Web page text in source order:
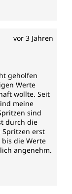
sind frei von
und
vor 3 Jahren
5 Sternen
geholfen
Werte
wollte. Seit
meine
sind
durch die
erst
die Werte
angenehm.